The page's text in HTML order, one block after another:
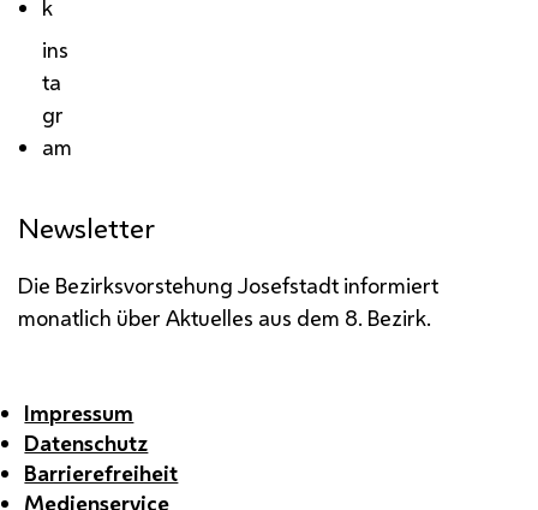
k
ins
ta
gr
am
Newsletter
Die Bezirksvorstehung Josefstadt informiert
monatlich über Aktuelles aus dem 8. Bezirk.
Impressum
Datenschutz
Barrierefreiheit
Medienservice